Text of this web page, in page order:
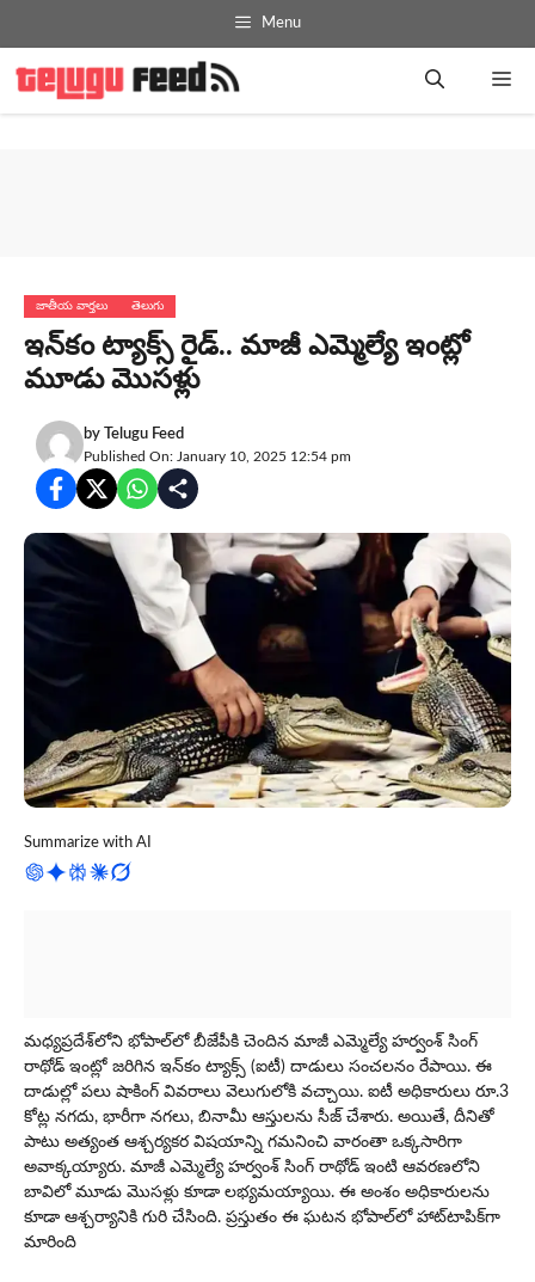
Menu
జాతీయ వార్తలు తెలుగు
ఇన్‌కం ట్యాక్స్ రైడ్‌.. మాజీ ఎమ్మెల్యే ఇంట్లో
మూడు మొస‌ళ్లు
by Telugu Feed
Published On: January 10, 2025 12:54 pm
Summarize with AI
మధ్యప్రదేశ్‌లోని భోపాల్‌లో బీజేపీకి చెందిన మాజీ ఎమ్మెల్యే హర్వంశ్ సింగ్
రాథోడ్ ఇంట్లో జరిగిన ఇన్‌కం ట్యాక్స్ (ఐటీ) దాడులు సంచలనం రేపాయి. ఈ
దాడుల్లో పలు షాకింగ్ వివరాలు వెలుగులోకి వచ్చాయి. ఐటీ అధికారులు రూ.3
కోట్ల నగదు, భారీగా నగలు, బినామీ ఆస్తులను సీజ్ చేశారు. అయితే, దీనితో
పాటు అత్యంత ఆశ్చర్యకర విషయాన్ని గ‌మ‌నించి వారంతా ఒక్క‌సారిగా
అవాక్క‌య్యారు. మాజీ ఎమ్మెల్యే హ‌ర్వంశ్ సింగ్ రాథోడ్ ఇంటి ఆవరణలోని
బావిలో మూడు మొసళ్లు కూడా లభ్యమయ్యాయి. ఈ అంశం అధికారులను
కూడా ఆశ్చర్యానికి గురి చేసింది. ప్రస్తుతం ఈ ఘటన భోపాల్‌లో హాట్‌టాపిక్‌గా
మారింది